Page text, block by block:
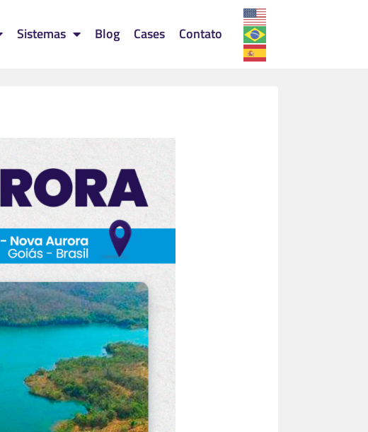
Sistemas Blog Cases Contato